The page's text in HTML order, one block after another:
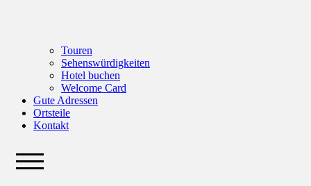
Touren
Sehenswürdigkeiten
Hotel buchen
Welcome Card
Gute Adressen
Ortsteile
Kontakt